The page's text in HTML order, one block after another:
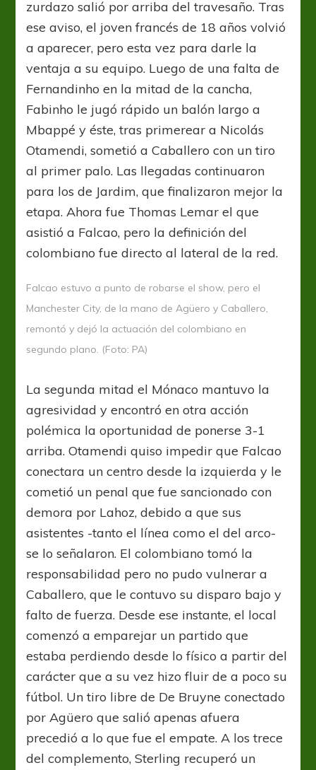
zurdazo salió por arriba del travesaño. Tras
ese aviso, el joven francés de 18 años volvió
a aparecer, pero esta vez para darle la
ventaja a su equipo. Luego de una falta de
Fernandinho en la mitad de la cancha,
Fabinho le jugó rápido un balón largo a
Mbappé y éste, tras primerear a Nicolás
Otamendi, sometió a Caballero con un tiro
al primer palo. Las llegadas continuaron
para los de Jardim, que finalizaron mejor la
etapa. Ahora fue Thomas Lemar el que
asistió a Falcao, pero la definición del
colombiano fue directo al lateral de la red.
Falcao estuvo a punto de robarse el show, pero el
Manchester City, de la mano de Agüero y Caballero,
remontó y dejó la actuación del colombiano en
segundo plano. (Foto: PA)
La segunda mitad el Mónaco mantuvo la
agresividad y encontró en otra acción
polémica la oportunidad de ponerse 3-1
arriba. Otamendi quiso impedir que Falcao
conectara un centro desde la izquierda y le
cometió un penal que fue sancionado con
demora por Lahoz, debido a que sus
asistentes -tanto el línea como el del arco-
se lo señalaron. El colombiano tomó la
responsabilidad pero no pudo vulnerar a
Caballero, que le contuvo su disparo bajo y
falto de fuerza. Desde ese instante, el local
comenzó a emparejar un partido que
estaba perdiendo desde lo físico a partir del
carácter que a su vez hizo fluir de a poco su
fútbol. Un tiro libre de De Bruyne conectado
por Agüero que salió apenas afuera
precedió a lo que fue el empate. A los trece
del complemento, Sterling recuperó un